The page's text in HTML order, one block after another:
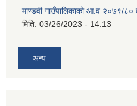
माण्डवी गाउँपालिकाको आ.व २०७९/८०
मिति: 03/26/2023 - 14:13
अन्य